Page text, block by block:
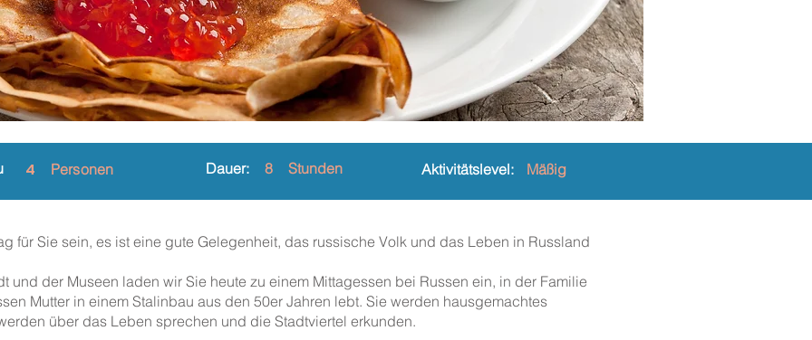
4 Personen Dauer: 8 Stunden Aktivitätslevel: Mäßig
für Sie sein, es ist eine gute Gelegenheit, das russische Volk und das Leben in Russland
und der Museen laden wir Sie heute zu einem Mittagessen bei Russen ein, in der Familie
Mutter in einem Stalinbau aus den 50er Jahren lebt. Sie werden hausgemachtes
über das Leben sprechen und die Stadtviertel erkunden.